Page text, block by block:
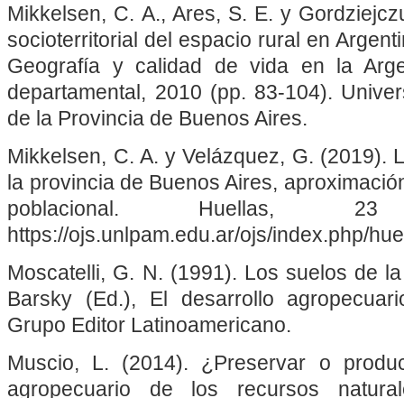
Mikkelsen, C. A., Ares, S. E. y
socioterritorial del espacio rural en
Geografía y calidad de vida en la
departamental, 2010 (pp. 83-104).
de la Provincia de Buenos Aires.
Mikkelsen, C. A. y Velázquez, G. (2019).
la provincia de Buenos Aires,
poblacional. Huellas,
https://ojs.unlpam.edu.ar/ojs/index.php/
Moscatelli, G. N. (1991). Los suelos de
Barsky (Ed.), El desarrollo
Grupo Editor Latinoamericano.
Muscio, L. (2014). ¿Preservar o
agropecuario de los recursos